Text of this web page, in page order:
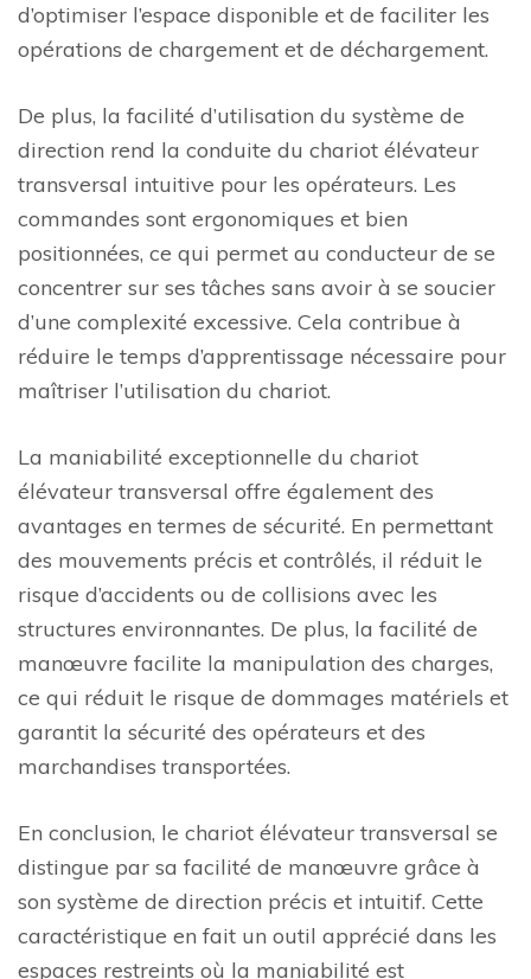
d’optimiser l’espace disponible et de faciliter les
opérations de chargement et de déchargement.
De plus, la facilité d’utilisation du système de
direction rend la conduite du chariot élévateur
transversal intuitive pour les opérateurs. Les
commandes sont ergonomiques et bien
positionnées, ce qui permet au conducteur de se
concentrer sur ses tâches sans avoir à se soucier
d’une complexité excessive. Cela contribue à
réduire le temps d’apprentissage nécessaire pour
maîtriser l’utilisation du chariot.
La maniabilité exceptionnelle du chariot
élévateur transversal offre également des
avantages en termes de sécurité. En permettant
des mouvements précis et contrôlés, il réduit le
risque d’accidents ou de collisions avec les
structures environnantes. De plus, la facilité de
manœuvre facilite la manipulation des charges,
ce qui réduit le risque de dommages matériels et
garantit la sécurité des opérateurs et des
marchandises transportées.
En conclusion, le chariot élévateur transversal se
distingue par sa facilité de manœuvre grâce à
son système de direction précis et intuitif. Cette
caractéristique en fait un outil apprécié dans les
espaces restreints où la maniabilité est